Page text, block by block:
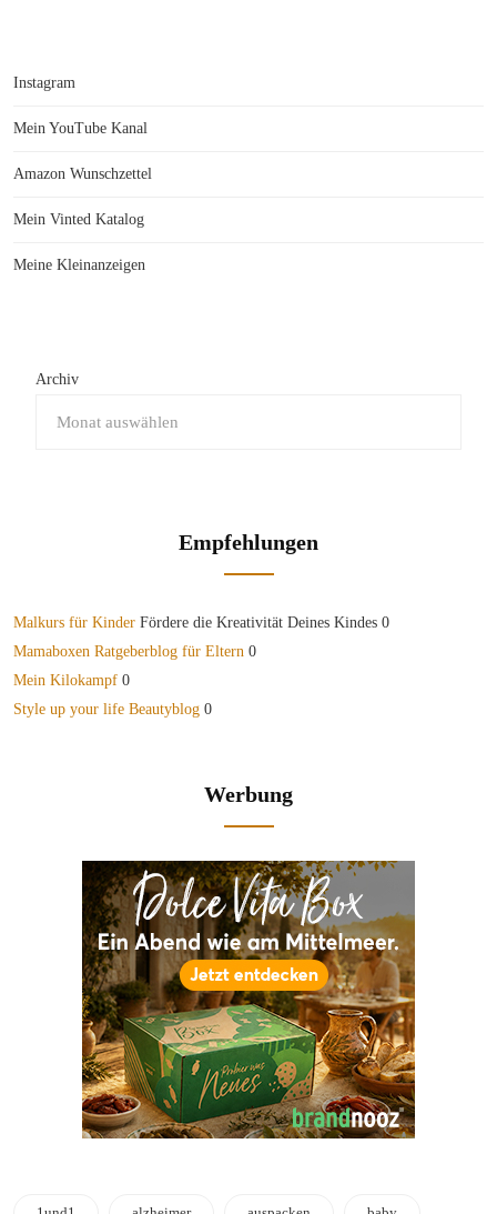
Instagram
Mein YouTube Kanal
Amazon Wunschzettel
Mein Vinted Katalog
Meine Kleinanzeigen
Archiv
Empfehlungen
Malkurs für Kinder Fördere die Kreativität Deines Kindes 0
Mamaboxen Ratgeberblog für Eltern 0
Mein Kilokampf 0
Style up your life Beautyblog 0
Werbung